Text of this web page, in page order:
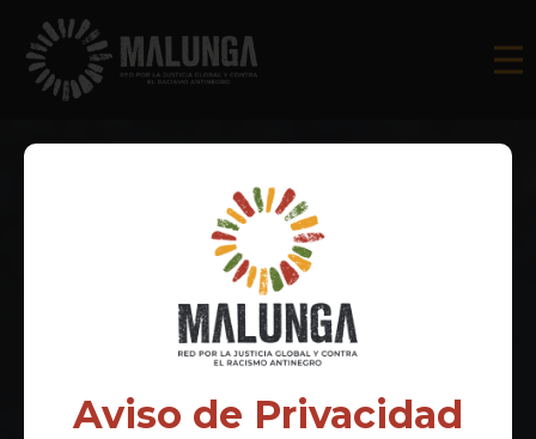
Aviso de Privacidad